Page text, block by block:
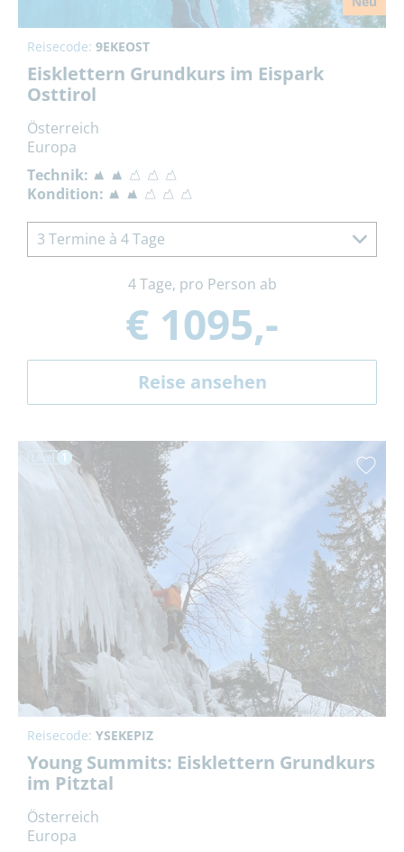
Reisecode: 9EKEOST
Eisklettern Grundkurs im Eispark
Osttirol
Österreich
Europa
Technik:
Kondition:
3 Termine à 4 Tage
4 Tage, pro Person ab
€ 1095,-
Reise ansehen
Reisecode: YSEKEPIZ
Young Summits: Eisklettern Grundkurs
im Pitztal
Österreich
Europa